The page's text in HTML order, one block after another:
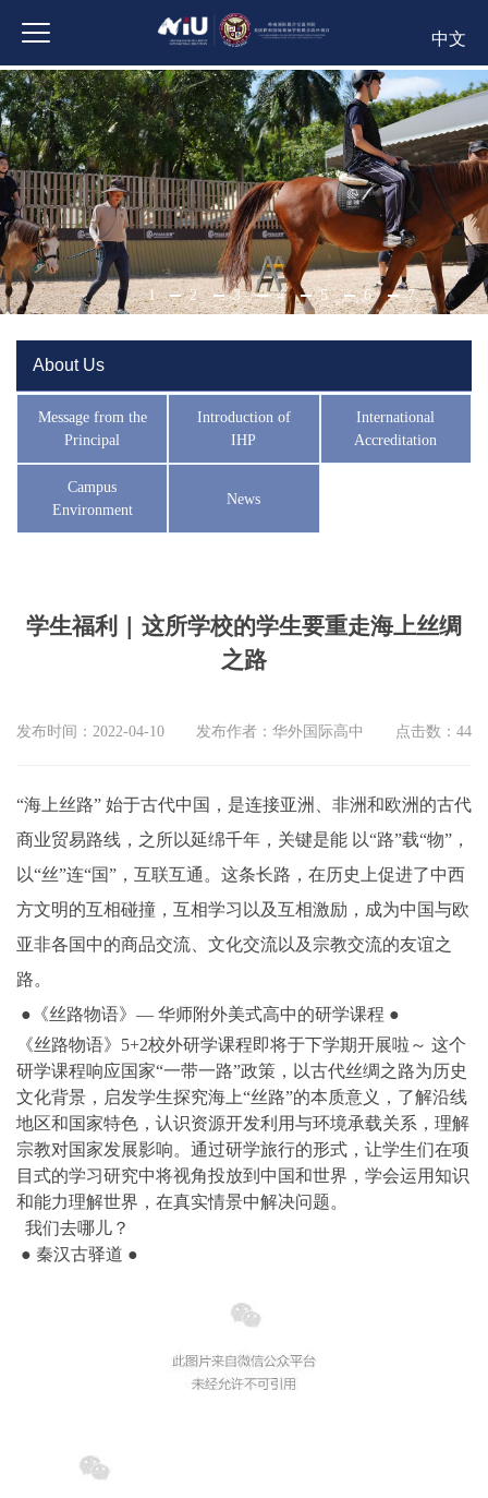
中文
1 2 3 4 5 6 7
About Us
Message from the
Principal
Introduction of
IHP
International
Accreditation
Campus
Environment
News
学生福利 | 这所学校的学生要重走海上丝绸
之路
发布时间：2022-04-10 发布作者：华外国际高中 点击数： 44
“海上丝路” 始于古代中国，是连接亚洲、非洲和欧洲的古代
商业贸易路线，之所以延绵千年，关键是能 以“路”载“物”，
以“丝”连“国”，互联互通。这条长路，在历史上促进了中西
方文明的互相碰撞，互相学习以及互相激励，成为中国与欧
亚非各国中的商品交流、文化交流以及宗教交流的友谊之
路。
●《丝路物语》― 华师附外美式高中的研学课程 ●
《丝路物语》5+2校外研学课程即将于下学期开展啦～ 这个
研学课程响应国家“一带一路”政策，以古代丝绸之路为历史
文化背景，启发学生探究海上“丝路”的本质意义，了解沿线
地区和国家特色，认识资源开发利用与环境承载关系，理解
宗教对国家发展影响。通过研学旅行的形式，让学生们在项
目式的学习研究中将视角投放到中国和世界，学会运用知识
和能力理解世界，在真实情景中解决问题。
我们去哪儿？
● 秦汉古驿道 ●